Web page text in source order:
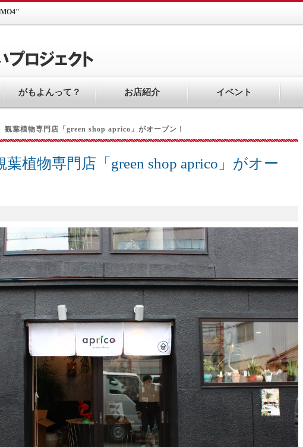
がもよんって？ お店紹介 イベント
観葉植物専門店「green shop aprico」がオープン！
葉植物専門店「green shop aprico」がオー